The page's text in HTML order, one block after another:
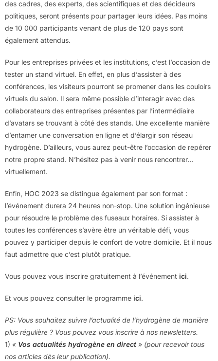
des cadres, des experts, des scientifiques et des décideurs
politiques, seront présents pour partager leurs idées. Pas moins
de 10 000 participants venant de plus de 120 pays sont
également attendus.
Pour les entreprises privées et les institutions, c’est l’occasion de
tester un stand virtuel. En effet, en plus d’assister à des
conférences, les visiteurs pourront se promener dans les couloirs
virtuels du salon. Il sera même possible d’interagir avec des
collaborateurs des entreprises présentes par l’intermédiaire
d’avatars se trouvant à côté des stands. Une excellente manière
d’entamer une conversation en ligne et d’élargir son réseau
hydrogène. D’ailleurs, vous aurez peut-être l’occasion de repérer
notre propre stand. N’hésitez pas à venir nous rencontrer…
virtuellement.
Enfin, HOC 2023 se distingue également par son format :
l’événement durera 24 heures non-stop. Une solution ingénieuse
pour résoudre le problème des fuseaux horaires. Si assister à
toutes les conférences s’avère être un véritable défi, vous
pouvez y participer depuis le confort de votre domicile. Et il nous
faut admettre que c’est plutôt pratique.
Vous pouvez vous inscrire gratuitement à l’événement ici.
Et vous pouvez consulter le programme ici.
PS: Vous souhaitez suivre l’actualité de l’hydrogène de manière
plus régulière ? Vous pouvez vous inscrire à nos newsletters.
1) « Vos actualités hydrogène en direct » (pour recevoir tous
nos articles dès leur publication).